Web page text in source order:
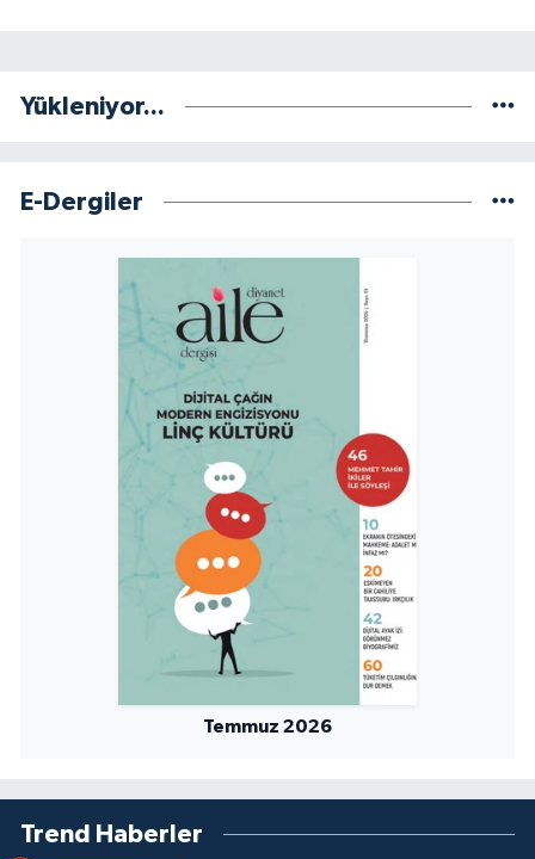
Yükleniyor...
E-Dergiler
Temmuz 2026
Trend Haberler
Zonguldak Müftülüğü